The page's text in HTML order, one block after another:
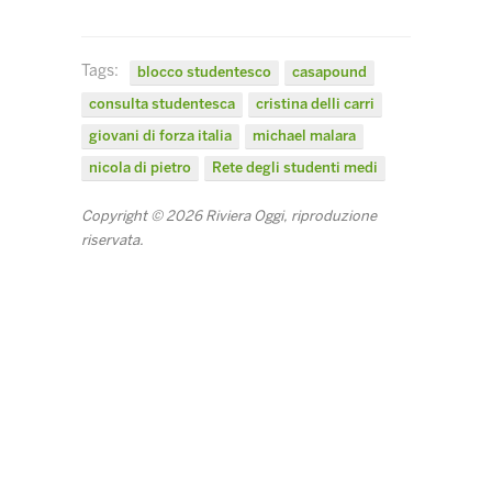
Tags: blocco studentesco
casapound
consulta studentesca
cristina delli carri
giovani di forza italia
michael malara
nicola di pietro
Rete degli studenti medi
Copyright © 2026 Riviera Oggi, riproduzione
riservata.